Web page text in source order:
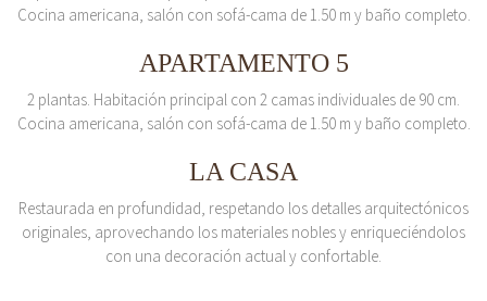
Cocina americana, salón con sofá-cama de 1.50 m y baño completo.
APARTAMENTO 5
2 plantas. Habitación principal con 2 camas individuales de 90 cm.
Cocina americana, salón con sofá-cama de 1.50 m y baño completo.
LA CASA
Restaurada en profundidad, respetando los detalles arquitectónicos
originales, aprovechando los materiales nobles y enriqueciéndolos
con una decoración actual y confortable.